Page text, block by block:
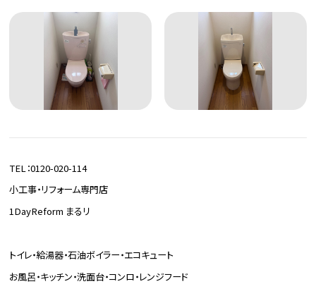
TEL：0120-020-114
小工事・リフォーム専門店
1DayReform まるリ
トイレ・給湯器・石油ボイラー・エコキュート
お風呂・キッチン・洗面台・コンロ・レンジフード